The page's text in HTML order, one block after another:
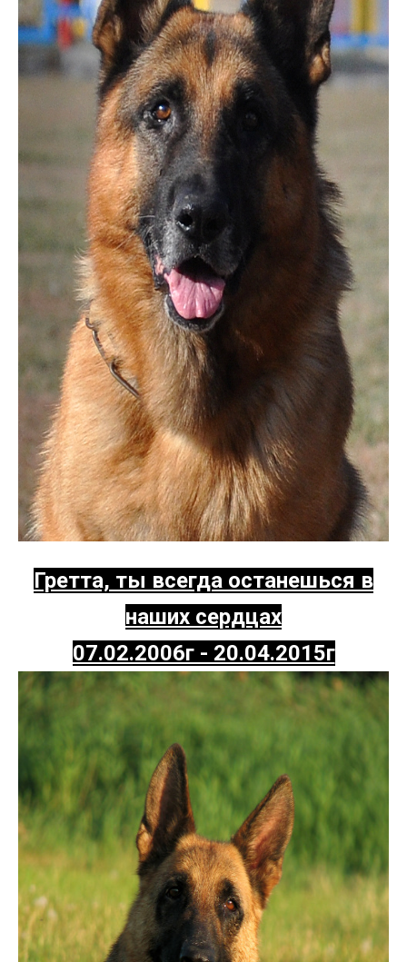
Гретта, ты всегда останешься в
наших сердцах
07.02.2006г - 20.04.2015г